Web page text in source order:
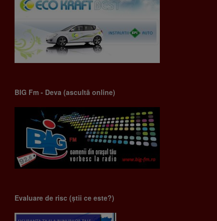
BIG Fm - Deva (ascultă online)
Evaluare de risc (știi ce este?)